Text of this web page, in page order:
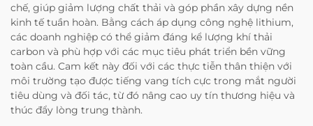
chế, giúp giảm lượng chất thải và góp phần xây dựng nền
kinh tế tuần hoàn. Bằng cách áp dụng công nghệ lithium,
các doanh nghiệp có thể giảm đáng kể lượng khí thải
carbon và phù hợp với các mục tiêu phát triển bền vững
toàn cầu. Cam kết này đối với các thực tiễn thân thiện với
môi trường tạo được tiếng vang tích cực trong mắt người
tiêu dùng và đối tác, từ đó nâng cao uy tín thương hiệu và
thúc đẩy lòng trung thành.